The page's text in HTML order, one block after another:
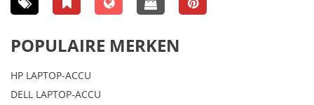
POPULAIRE MERKEN
HP LAPTOP-ACCU
DELL LAPTOP-ACCU